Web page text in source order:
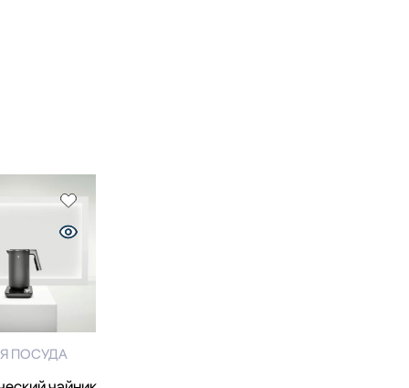
ПОСУДА